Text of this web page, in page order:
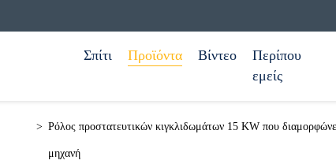
Σπίτι Προϊόντα Βίντεο
Περίπου
εμείς
> Ρόλος προστατευτικών κιγκλιδωμάτων 15 KW που
μηχανή